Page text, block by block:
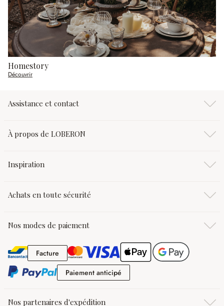
Homestory
Découvrir
Assistance et contact
À propos de LOBERON
Inspiration
Achats en toute sécurité
Nos modes de paiement
FactureFacture
Paiement anticipé
Nos partenaires d'expédition